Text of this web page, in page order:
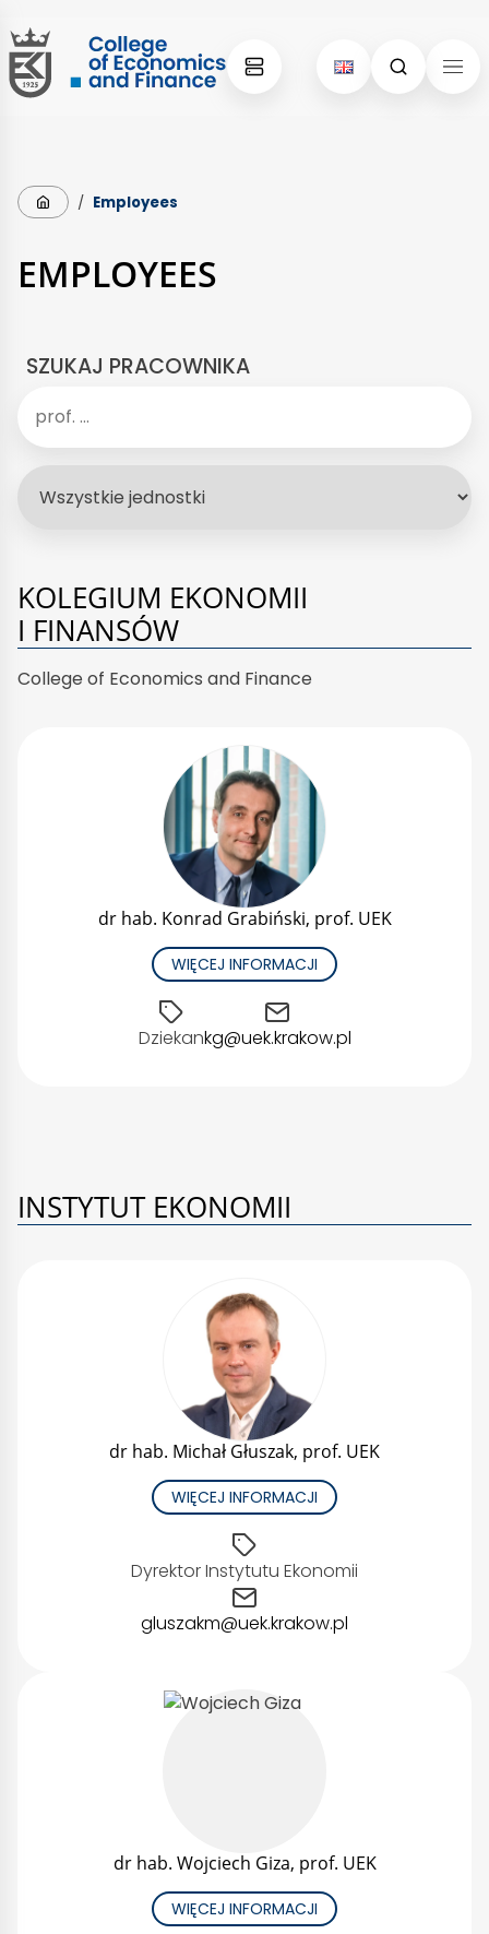
Skip
to
content
Skip
to
menu
Strona główna
/ Employees
EMPLOYEES
SZUKAJ PRACOWNIKA
KOLEGIUM EKONOMII
I FINANSÓW
College of Economics and Finance
dr hab. Konrad Grabiński, prof. UEK
WIĘCEJ INFORMACJI
Dziekankg@uek.krakow.pl
INSTYTUT EKONOMII
dr hab. Michał Głuszak, prof. UEK
WIĘCEJ INFORMACJI
Dyrektor Instytutu Ekonomii
gluszakm@uek.krakow.pl
dr hab. Wojciech Giza, prof. UEK
WIĘCEJ INFORMACJI